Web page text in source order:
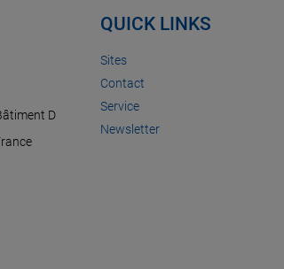
D
QUICK LINKS
Sites
Contact
Service
Newsletter